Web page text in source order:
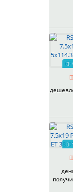
426
503
511
98